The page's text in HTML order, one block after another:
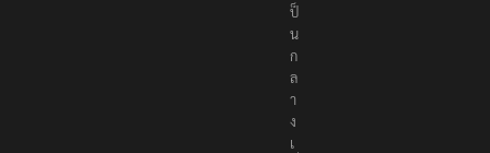
เ
ป็
น
ก
ล
า
ง